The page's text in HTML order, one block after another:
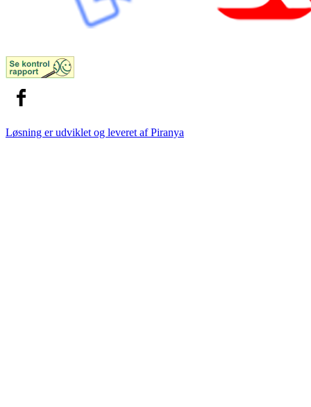
Løsning er udviklet og leveret afPiranya